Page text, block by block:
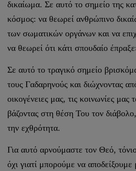
δικαίωμα. Σε αυτό το σημείο της
κόσμος: να θεωρεί ανθρώπινο
των σωματικών οργάνων και να
να θεωρεί ότι κάτι σπουδαίο
Σε αυτό το τραγικό σημείο
τους Γαδαρηνούς και διώχνοντας
οικογένειες μας, τις κοινωνίες μας
βάζοντας στη θέση Του τον
την εχθρότητα.
Για αυτό αρνούμαστε τον Θεό,
όχι γιατί μπορούμε να